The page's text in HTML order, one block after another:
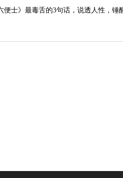
便士》最毒舌的3句话，说透人性，锤